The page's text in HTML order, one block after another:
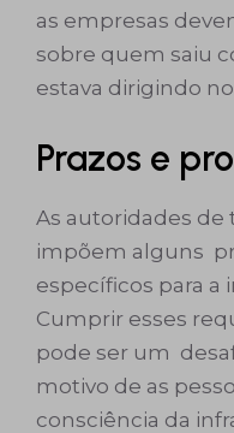
as empresas
sobre quem saiu
estava dirigindo
Prazos e
As autoridades
impõem alguns
específicos para a
Cumprir esses
pode ser um
motivo de as
consciência da